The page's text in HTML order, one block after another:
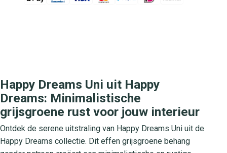
Happy Dreams Uni uit Happy
Dreams: Minimalistische
grijsgroene rust voor jouw interieur
Ontdek de serene uitstraling van Happy Dreams Uni uit de
Happy Dreams collectie. Dit effen grijsgroene behang